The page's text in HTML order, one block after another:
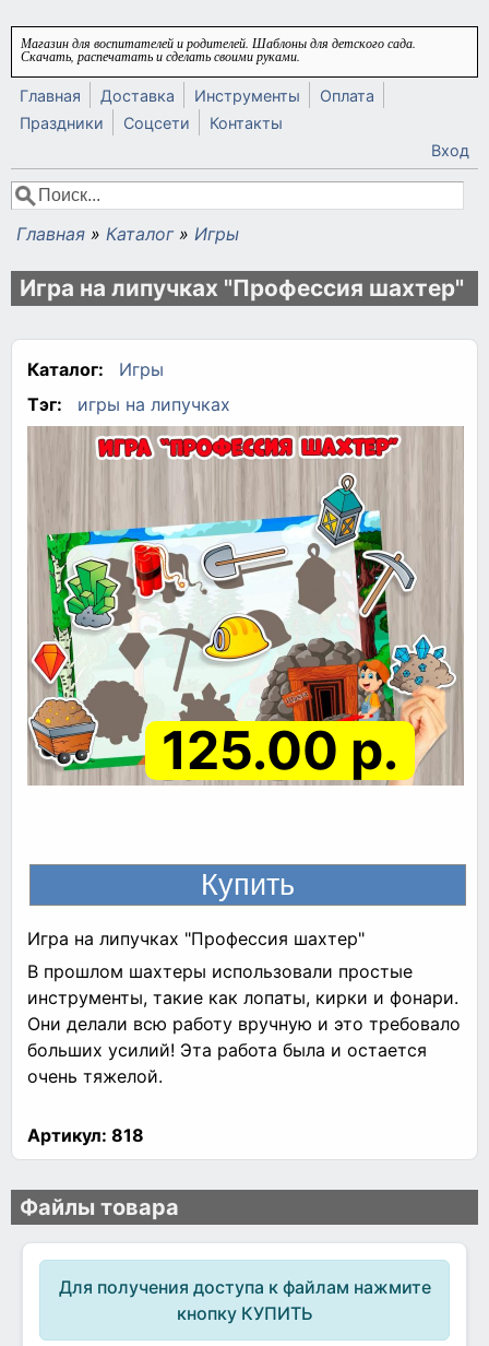
Перейти к основному содержанию
Магазин для воспитателей и родителей. Шаблоны для детского сада.
Скачать, распечатать и сделать своими руками.
Главная Доставка Инструменты
Оплата
Праздники
Соцсети
Контакты
Вход
Форма поиска
Поиск
Вы здесь
Главная » Каталог » Игры
Игра на липучках "Профессия шахтер"
Каталог:
Игры
Тэг:
игры на липучках
125.00 р.
Игра на липучках "Профессия шахтер"
В прошлом шахтеры использовали простые
инструменты, такие как лопаты, кирки и фонари.
Они делали всю работу вручную и это требовало
больших усилий! Эта работа была и остается
очень тяжелой.
Артикул: 818
Файлы товара
Для получения доступа к файлам нажмите
кнопку КУПИТЬ